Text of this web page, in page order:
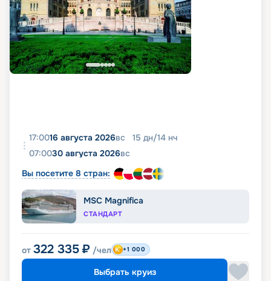
17:0016 августа 2026вс 15 дн/14 нч
07:0030 августа 2026вс
Вы посетите 8 стран:
MSC Magnifica
СТАНДАРТ
от 322 335 ₽ /чел +1 000
Выбрать круиз